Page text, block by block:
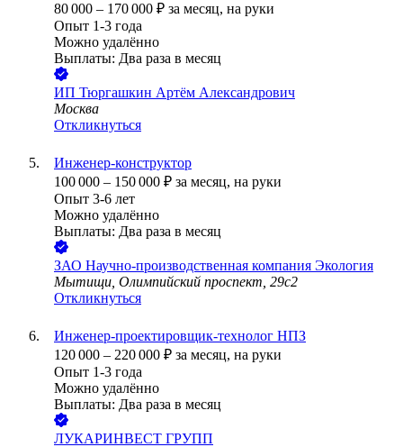
80 000 – 170 000 ₽ за месяц, на руки
Опыт 1-3 года
Можно удалённо
Выплаты: Два раза в месяц
ИП Тюргашкин Артём Александрович
Москва
Откликнуться
Инженер-конструктор
100 000 – 150 000 ₽ за месяц, на руки
Опыт 3-6 лет
Можно удалённо
Выплаты: Два раза в месяц
ЗАО Научно-производственная компания Экология
Мытищи, Олимпийский проспект, 29с2
Откликнуться
Инженер-проектировщик-технолог НПЗ
120 000 – 220 000 ₽ за месяц, на руки
Опыт 1-3 года
Можно удалённо
Выплаты: Два раза в месяц
ЛУКАРИНВЕСТ ГРУПП